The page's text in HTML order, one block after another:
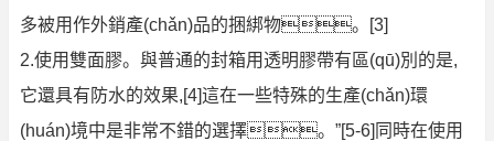
多被用作外銷產(chǎn)品的捆綁物。[3]
2.使用雙面膠。與普通的封箱用透明膠帶有區(qū)別的是,
它還具有防水的效果,[4]這在一些特殊的生產(chǎn)環
(huán)境中是非常不錯的選擇。”[5-6]同時在使用